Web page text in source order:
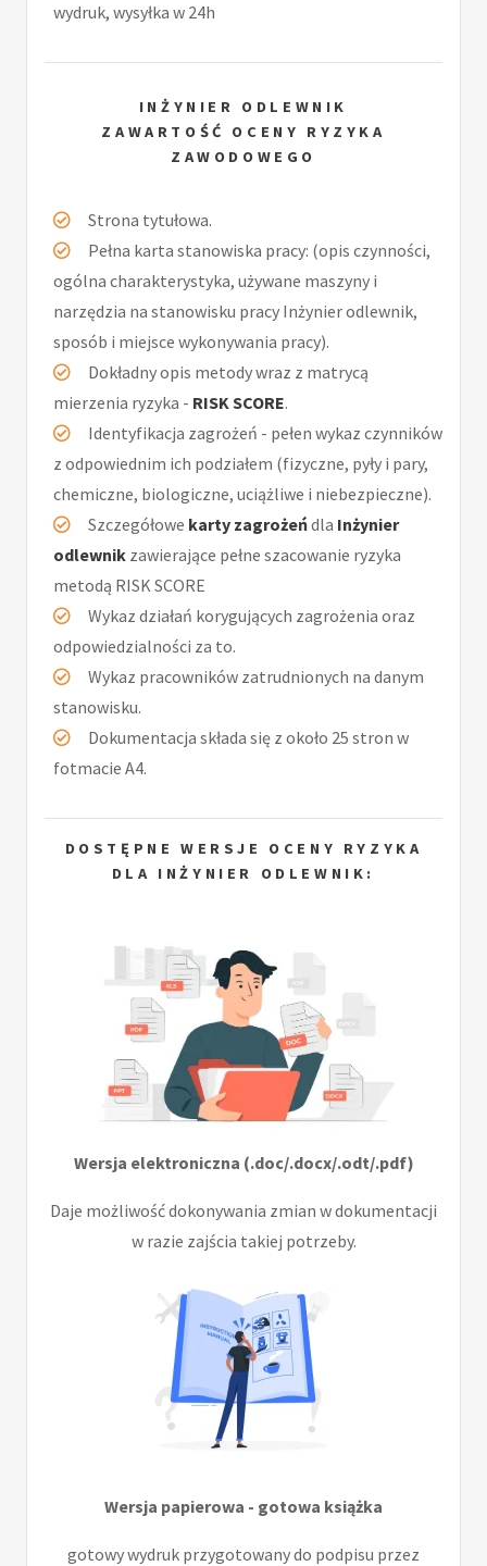
wydruk, wysyłka w 24h
INŻYNIER ODLEWNIK
ZAWARTOŚĆ OCENY RYZYKA
ZAWODOWEGO
Strona tytułowa.
Pełna karta stanowiska pracy: (opis czynności,
ogólna charakterystyka, używane maszyny i
narzędzia na stanowisku pracy Inżynier odlewnik,
sposób i miejsce wykonywania pracy).
Dokładny opis metody wraz z matrycą
mierzenia ryzyka - RISK SCORE.
Identyfikacja zagrożeń - pełen wykaz czynników
z odpowiednim ich podziałem (fizyczne, pyły i pary,
chemiczne, biologiczne, uciążliwe i niebezpieczne).
Szczegółowe karty zagrożeńdla Inżynier
odlewnik zawierające pełne szacowanie ryzyka
metodą RISK SCORE
Wykaz działań korygujących zagrożenia oraz
odpowiedzialności za to.
Wykaz pracowników zatrudnionych na danym
stanowisku.
Dokumentacja składa się z około 25 stron w
fotmacie A4.
DOSTĘPNE WERSJE OCENY RYZYKA
DLA INŻYNIER ODLEWNIK:
Wersja elektroniczna (.doc/.docx/.odt/.pdf)
Daje możliwość dokonywania zmian w dokumentacji
w razie zajścia takiej potrzeby.
Wersja papierowa - gotowa książka
gotowy wydruk przygotowany do podpisu przez